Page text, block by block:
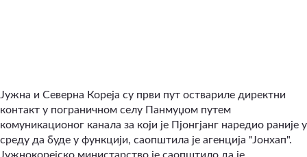
Јужна и Северна Кореја су први пут оствариле директни
контакт у пограничном селу Панмуџом путем
комуникационог канала за који је Пјонгјанг наредио раније у
среду да буде у функцији, саопштила је агенција "Јонхап".